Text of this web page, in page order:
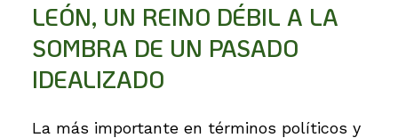
LEÓN, UN REINO DÉBIL A LA
SOMBRA DE UN PASADO
IDEALIZADO
La más importante en términos políticos y